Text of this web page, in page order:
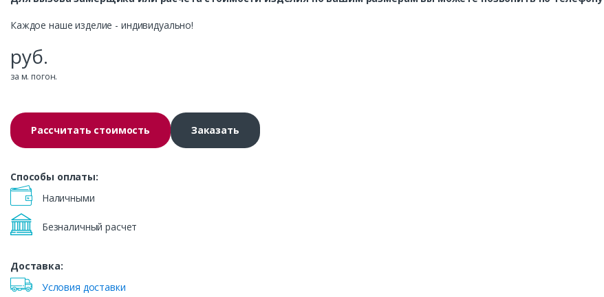
Каждое наше изделие - индивидуально!
руб.
за м. погон.
Рассчитать стоимость Заказать
Способы оплаты:
Наличными
Безналичный расчет
Доставка:
Условия доставки